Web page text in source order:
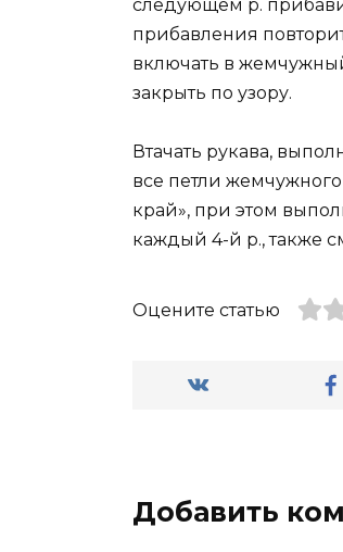
следующем р.
прибавления
включать в жемчужный
закрыть по узору.
Втачать рукава,
все петли
край», при этом
каждый 4-й р., также
Оцените статью
Добавить